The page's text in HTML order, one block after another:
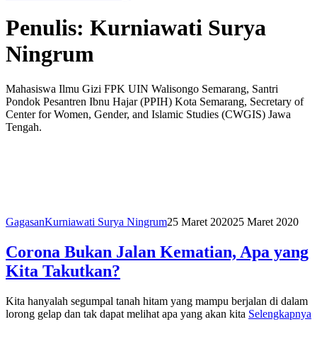
Penulis: Kurniawati Surya
Ningrum
Mahasiswa Ilmu Gizi FPK UIN Walisongo Semarang, Santri
Pondok Pesantren Ibnu Hajar (PPIH) Kota Semarang, Secretary of
Center for Women, Gender, and Islamic Studies (CWGIS) Jawa
Tengah.
GagasanKurniawati Surya Ningrum25 Maret 202025 Maret 2020
Corona Bukan Jalan Kematian, Apa yang
Kita Takutkan?
Kita hanyalah segumpal tanah hitam yang mampu berjalan di dalam
lorong gelap dan tak dapat melihat apa yang akan kita Selengkapnya